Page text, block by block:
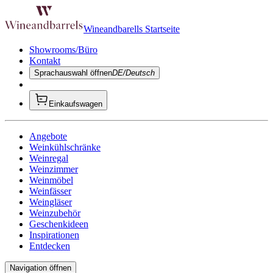
Wineandbarells Startseite
Showrooms/Büro
Kontakt
Sprachauswahl öffnenDE/Deutsch
Einkaufswagen
Angebote
Weinkühlschränke
Weinregal
Weinzimmer
Weinmöbel
Weinfässer
Weingläser
Weinzubehör
Geschenkideen
Inspirationen
Entdecken
Navigation öffnen